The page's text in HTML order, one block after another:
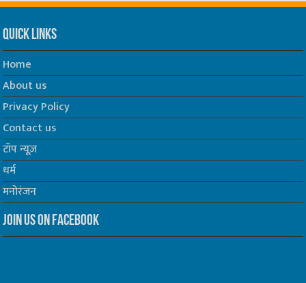
Quick Links
Home
About us
Privacy Policy
Contact us
टॉप न्यूज़
धर्म
मनोरंजन
Join us on Facebook